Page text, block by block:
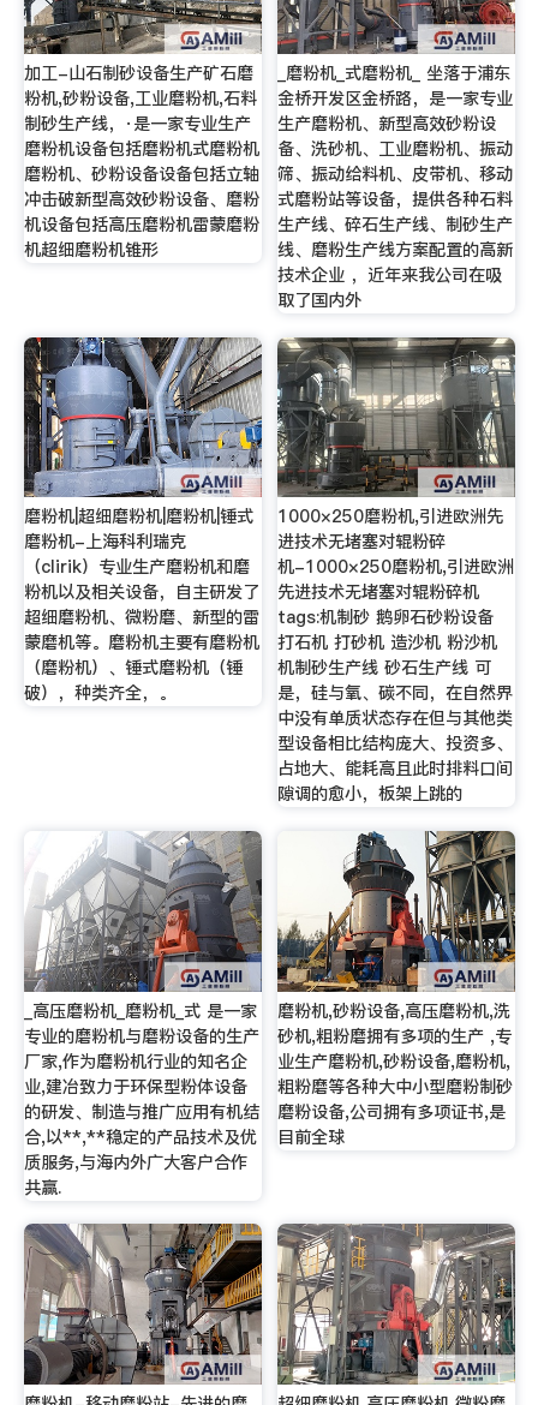
加工-山石制砂设备生产矿石磨
粉机,砂粉设备,工业磨粉机,石料
制砂生产线，·是一家专业生产
磨粉机设备包括磨粉机式磨粉机
磨粉机、砂粉设备设备包括立轴
冲击破新型高效砂粉设备、磨粉
机设备包括高压磨粉机雷蒙磨粉
机超细磨粉机锥形
_磨粉机_式磨粉机_ 坐落于浦东
金桥开发区金桥路，是一家专业
生产磨粉机、新型高效砂粉设
备、洗砂机、工业磨粉机、振动
筛、振动给料机、皮带机、移动
式磨粉站等设备，提供各种石料
生产线、碎石生产线、制砂生产
线、磨粉生产线方案配置的高新
技术企业 ，近年来我公司在吸
取了国内外
磨粉机|超细磨粉机|磨粉机|锤式
磨粉机-上海科利瑞克
（clirik）专业生产磨粉机和磨
粉机以及相关设备，自主研发了
超细磨粉机、微粉磨、新型的雷
蒙磨机等。磨粉机主要有磨粉机
（磨粉机）、锤式磨粉机（锤
破），种类齐全，。
1000×250磨粉机,引进欧洲先
进技术无堵塞对辊粉碎
机-1000×250磨粉机,引进欧洲
先进技术无堵塞对辊粉碎机
tags:机制砂 鹅卵石砂粉设备
打石机 打砂机 造沙机 粉沙机
机制砂生产线 砂石生产线 可
是，硅与氧、碳不同，在自然界
中没有单质状态存在但与其他类
型设备相比结构庞大、投资多、
占地大、能耗高且此时排料口间
隙调的愈小，板架上跳的
_高压磨粉机_磨粉机_式 是一家
专业的磨粉机与磨粉设备的生产
厂家,作为磨粉机行业的知名企
业,建冶致力于环保型粉体设备
的研发、制造与推广应用有机结
合,以**,**稳定的产品技术及优
质服务,与海内外广大客户合作
共赢.
磨粉机,砂粉设备,高压磨粉机,洗
砂机,粗粉磨拥有多项的生产 ,专
业生产磨粉机,砂粉设备,磨粉机,
粗粉磨等各种大中小型磨粉制砂
磨粉设备,公司拥有多项证书,是
目前全球